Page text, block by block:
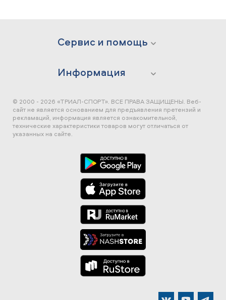
Сервис и помощь
Информация
© 2000 - 2026 «ТРИАЛ-СПОРТ». ВСЕ ПРАВА ЗАЩИЩЕНЫ. Веб-
сайт не является основанием для предъявления претензий и
рекламаций, информация является ознакомительной,
технические характеристики товаров могут отличаться от
указанных на сайте.